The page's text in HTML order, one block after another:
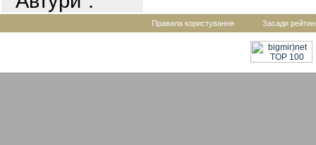
Правила користування Засади